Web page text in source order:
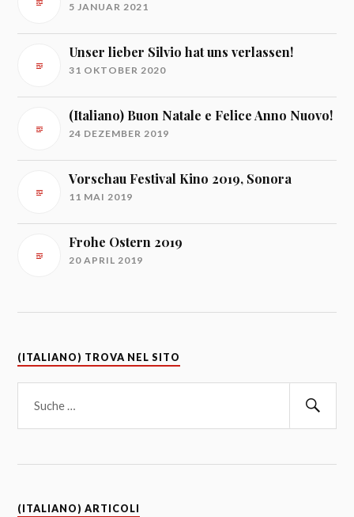
5 JANUAR 2021
Unser lieber Silvio hat uns verlassen!
31 OKTOBER 2020
(Italiano) Buon Natale e Felice Anno Nuovo!
24 DEZEMBER 2019
Vorschau Festival Kino 2019, Sonora
11 MAI 2019
Frohe Ostern 2019
20 APRIL 2019
(ITALIANO) TROVA NEL SITO
(ITALIANO) ARTICOLI